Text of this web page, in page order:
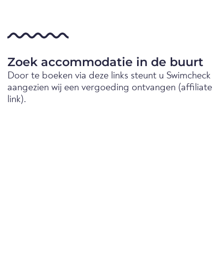
Zoek accommodatie in de buurt
Door te boeken via deze links steunt u Swimcheck
aangezien wij een vergoeding ontvangen (affiliate
link).